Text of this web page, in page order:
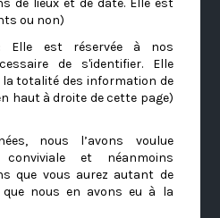
de lieux et de date. Elle est
ou non)
Elle est réservée à nos
de s'identifier. Elle
totalité des information de
haut à droite de cette page)
nous l’avons voulue
conviviale et néanmoins
que vous aurez autant de
nous en avons eu à la